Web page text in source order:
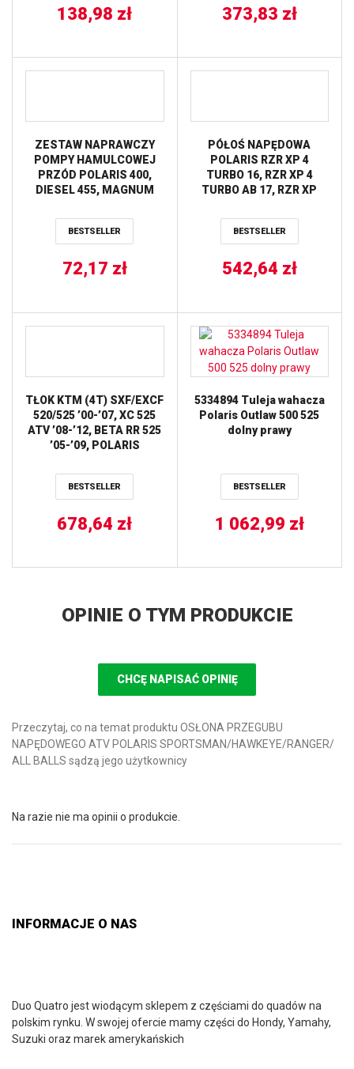
’15-’19, Sportsman 800
’09-’14, Trail Blazer 250
Blazer 330
138,98 zł 373,83 zł
ZESTAW NAPRAWCZY
POMPY HAMULCOWEJ
PRZÓD POLARIS 400,
DIESEL 455, MAGNUM
SCRAMBLER 400/500/,
SPORTSMAN 500/570/,
XPLORER
250/300/400/500 ALL
BESTSELLER
72,17 zł
PÓŁOŚ NAPĘDOWA
POLARIS RZR XP 4
TURBO 16, RZR XP 4
TURBO AB 17, RZR XP
TURBO MD 16 AB6
STRONG PRZÓD STRONA
BESTSELLER
542,64 zł
TŁOK KTM (4T) SXF/EXCF
520/525 ’00-’07, XC 525
ATV ’08-’12, BETA RR 525
’05-’09, POLARIS
REPLICA 11,0:1
(96,95MM=+2,00MM)
BESTSELLER
678,64 zł
5334894 Tuleja wahacza
Polaris Outlaw 500 525
dolny prawy
BESTSELLER
1 062,99 zł
OPINIE O TYM PRODUKCIE
CHCĘ NAPISAĆ OPINIĘ
Przeczytaj, co na temat produktu OSŁONA PRZEGUBU
NAPĘDOWEGO ATV POLARIS SPORTSMAN/HAWKEYE/RANGER/
ALL BALLS sądzą jego użytkownicy
Na razie nie ma opinii o produkcie.
INFORMACJE O NAS
Duo Quatro jest wiodącym sklepem z częściami do quadów na
polskim rynku. W swojej ofercie mamy części do Hondy, Yamahy,
Suzuki oraz marek amerykańskich